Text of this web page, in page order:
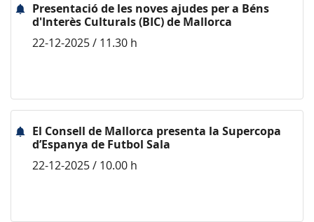
Presentació de les noves ajudes per a Béns
d'Interès Culturals (BIC) de Mallorca
22-12-2025 / 11.30 h
El Consell de Mallorca presenta la Supercopa
d’Espanya de Futbol Sala
22-12-2025 / 10.00 h